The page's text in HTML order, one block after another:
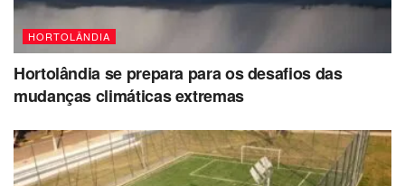
HORTOLÂNDIA
Hortolândia se prepara para os desafios das
mudanças climáticas extremas